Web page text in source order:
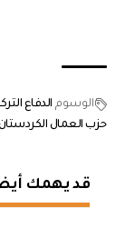
الوسوم الدفاع
حزب العمال
قد يهمك